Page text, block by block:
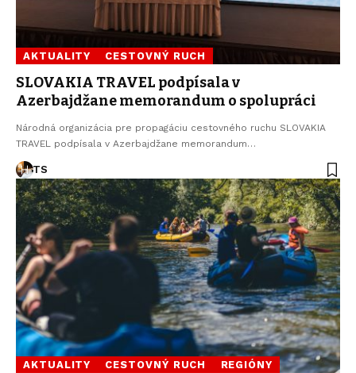
AKTUALITY CESTOVNÝ RUCH
SLOVAKIA TRAVEL podpísala v
Azerbajdžane memorandum o spolupráci
Národná organizácia pre propagáciu cestovného ruchu SLOVAKIA
TRAVEL podpísala v Azerbajdžane memorandum…
TS
AKTUALITY CESTOVNÝ RUCH REGIÓNY